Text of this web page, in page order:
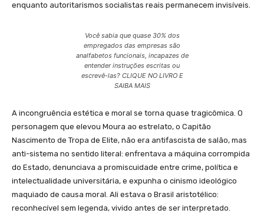
enquanto autoritarismos socialistas reais permanecem invisíveis.
Você sabia que quase 30% dos
empregados das empresas são
analfabetos funcionais, incapazes de
entender instruções escritas ou
escrevê-las? CLIQUE NO LIVRO E
SAIBA MAIS
A incongruência estética e moral se torna quase tragicômica. O
personagem que elevou Moura ao estrelato, o Capitão
Nascimento de Tropa de Elite, não era antifascista de salão, mas
anti-sistema no sentido literal: enfrentava a máquina corrompida
do Estado, denunciava a promiscuidade entre crime, política e
intelectualidade universitária, e expunha o cinismo ideológico
maquiado de causa moral. Ali estava o Brasil aristotélico:
reconhecível sem legenda, vivido antes de ser interpretado.